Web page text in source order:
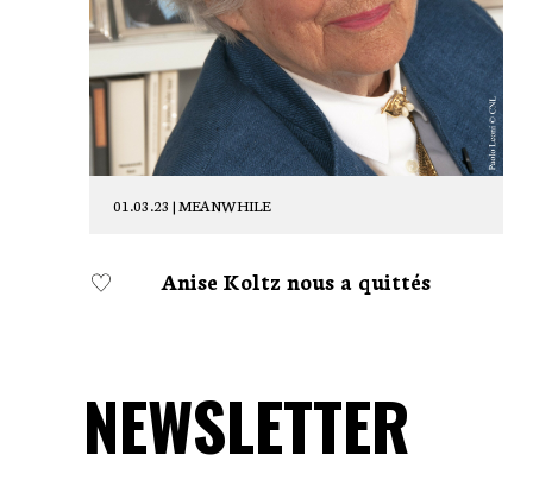
01.03.23 |MEANWHILE
Anise Koltz nous a quittés
NEWSLETTER